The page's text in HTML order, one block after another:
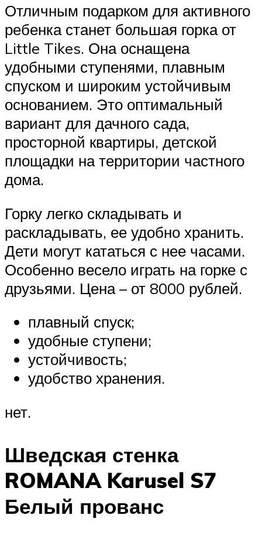
Отличным подарком для активного
ребенка станет большая горка от
Little Tikes. Она оснащена
удобными ступенями, плавным
спуском и широким устойчивым
основанием. Это оптимальный
вариант для дачного сада,
просторной квартиры, детской
площадки на территории частного
дома.
Горку легко складывать и
раскладывать, ее удобно хранить.
Дети могут кататься с нее часами.
Особенно весело играть на горке с
друзьями. Цена – от 8000 рублей.
плавный спуск;
удобные ступени;
устойчивость;
удобство хранения.
нет.
Шведская стенка
ROMANA Karusel S7
Белый прованс